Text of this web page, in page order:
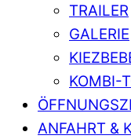
TRAILER
GALERIE
KOMBI-
ANFAHRT &